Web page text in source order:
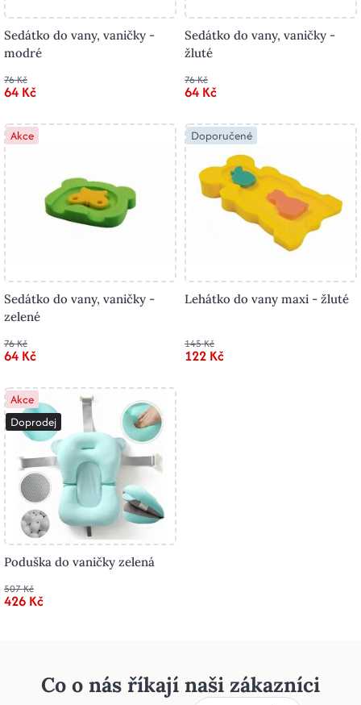
Sedátko do vany, vaničky -
modré
76 Kč
64 Kč
Sedátko do vany, vaničky -
žluté
76 Kč
64 Kč
Akce
Sedátko do vany, vaničky -
zelené
76 Kč
64 Kč
Doporučené
Lehátko do vany maxi - žluté
145 Kč
122 Kč
Akce
Doprodej
Poduška do vaničky zelená
507 Kč
426 Kč
Co o nás říkají naši zákazníci